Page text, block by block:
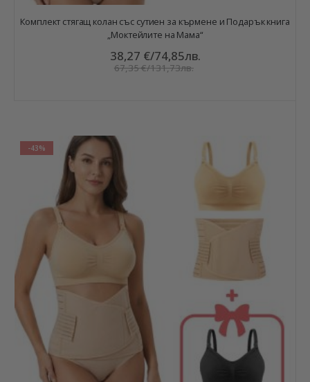
Комплект стягащ колан със сутиен за кърмене и Подарък книга
„Моктейлите на Мама“
38,27 €/74,85лв.
67,35 €/131,73лв.
-43%